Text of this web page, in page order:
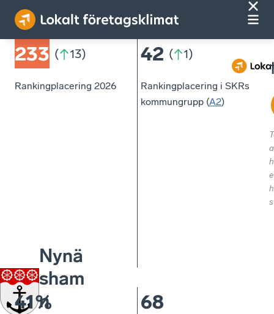
Nynä
sham
n
233 ( 13)
Rankingplacering 2026
42 ( 1)
Rankingplacering i SKRs
kommungrupp (A2)
41% 68